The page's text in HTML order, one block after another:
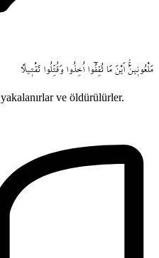
مَلْعُون۪ينَۚۛ اَيْنَ مَا ثُقِفُٓوا اُخِذُوا وَقُتِّلُوا تَقْت۪يلاً
ve öldürülürler.